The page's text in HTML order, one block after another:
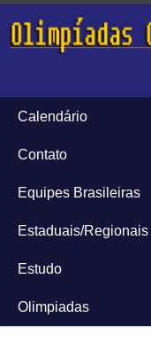
Calendário
Contato
Equipes Brasileiras
Estaduais/Regionais
Estudo
Olimpiadas